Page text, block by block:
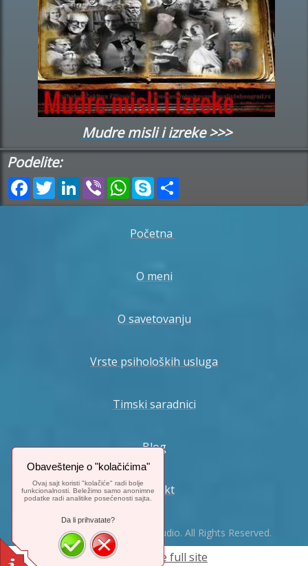
Mudre misli i izreke >>>
Podelite:
Facebook
TwitterLinkedIn
ViberWhatsApp
Skype
Početna
O meni
O savetovanju
Vrste psiholoških usluga
Timski saradnici
Blog
Kontakt
© 2024. Mix-Web-Master Studio. All Rights Reserved.
Switch to the full site
Obaveštenje o "kolačićima"
Ovaj sajt koristi "kolačiće" radi bolje
funkcionalnosti. Beležimo samo anonimne
podatke radi analitike posećenosti sajta.
Da li prihvatate?